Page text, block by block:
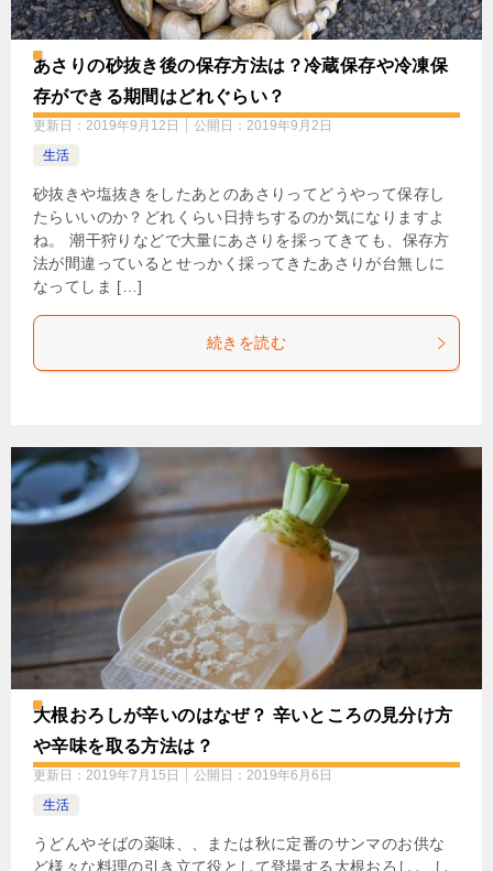
あさりの砂抜き後の保存方法は？冷蔵保存や冷凍保
存ができる期間はどれぐらい？
更新日： 2019年9月12日 公開日： 2019年9月2日
生活
砂抜きや塩抜きをしたあとのあさりってどうやって保存し
たらいいのか？どれくらい日持ちするのか気になりますよ
ね。 潮干狩りなどで大量にあさりを採ってきても、保存方
法が間違っているとせっかく採ってきたあさりが台無しに
なってしま […]
続きを読む
大根おろしが辛いのはなぜ？ 辛いところの見分け方
や辛味を取る方法は？
更新日： 2019年7月15日 公開日： 2019年6月6日
生活
うどんやそばの薬味、、または秋に定番のサンマのお供な
ど様々な料理の引き立て役として登場する大根おろし。 し